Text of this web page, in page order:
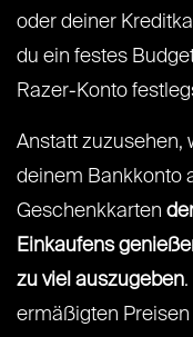
oder deiner
du ein festes
Razer-Konto
Anstatt zuzusehen,
deinem Bankkonto
Geschenkkarten
Einkaufens
zu viel auszugeben
ermäßigten